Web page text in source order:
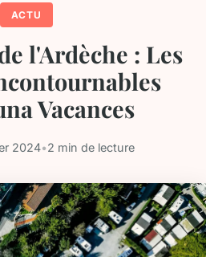
ACTU
l'Ardèche : Les
Vacances
2024•2 min de lecture